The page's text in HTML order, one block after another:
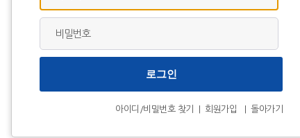
비밀번호
아이디/비밀번호 찾기 회원가입 돌아가기